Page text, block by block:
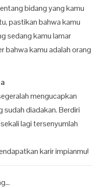
bidang yang kamu
pastikan bahwa kamu
sedang kamu lamar
bahwa kamu adalah orang
mengucapkan
sudah diadakan. Berdiri
lagi tersenyumlah
karir impianmu!